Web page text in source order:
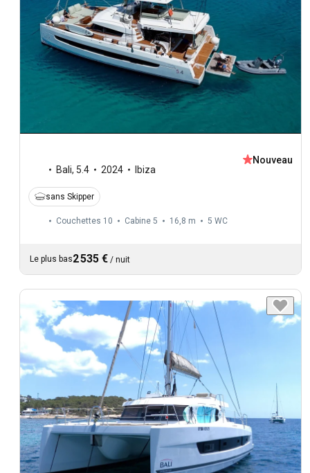
Bali, 5.4 2024 Ibiza
Nouveau
sans Skipper
Couchettes 10 Cabine 5 16,8 m 5 WC
Le plus bas2 535 € / nuit